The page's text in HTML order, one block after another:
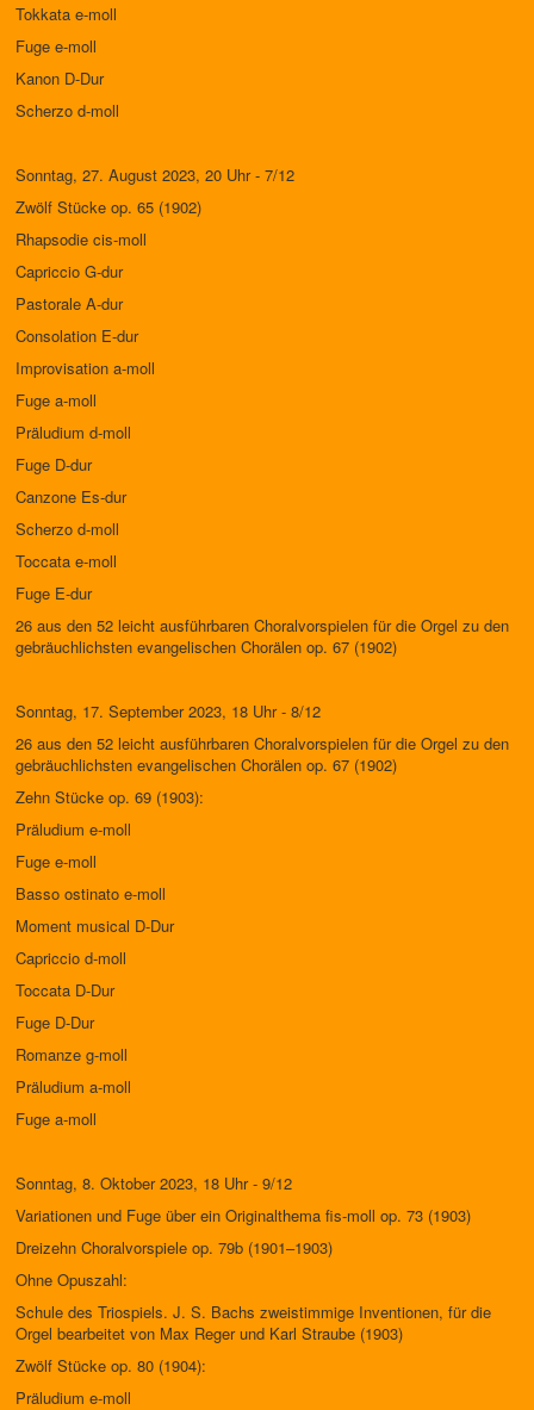
Tokkata e-moll
Fuge e-moll
Kanon D-Dur
Scherzo d-moll
Sonntag, 27. August 2023, 20 Uhr - 7/12
Zwölf Stücke op. 65 (1902)
Rhapsodie cis-moll
Capriccio G-dur
Pastorale A-dur
Consolation E-dur
Improvisation a-moll
Fuge a-moll
Präludium d-moll
Fuge D-dur
Canzone Es-dur
Scherzo d-moll
Toccata e-moll
Fuge E-dur
26 aus den 52 leicht ausführbaren Choralvorspielen für die Orgel zu den
gebräuchlichsten evangelischen Chorälen op. 67 (1902)
Sonntag, 17. September 2023, 18 Uhr - 8/12
26 aus den 52 leicht ausführbaren Choralvorspielen für die Orgel zu den
gebräuchlichsten evangelischen Chorälen op. 67 (1902)
Zehn Stücke op. 69 (1903):
Präludium e-moll
Fuge e-moll
Basso ostinato e-moll
Moment musical D-Dur
Capriccio d-moll
Toccata D-Dur
Fuge D-Dur
Romanze g-moll
Präludium a-moll
Fuge a-moll
Sonntag, 8. Oktober 2023, 18 Uhr - 9/12
Variationen und Fuge über ein Originalthema fis-moll op. 73 (1903)
Dreizehn Choralvorspiele op. 79b (1901–1903)
Ohne Opuszahl:
Schule des Triospiels. J. S. Bachs zweistimmige Inventionen, für die
Orgel bearbeitet von Max Reger und Karl Straube (1903)
Zwölf Stücke op. 80 (1904):
Präludium e-moll